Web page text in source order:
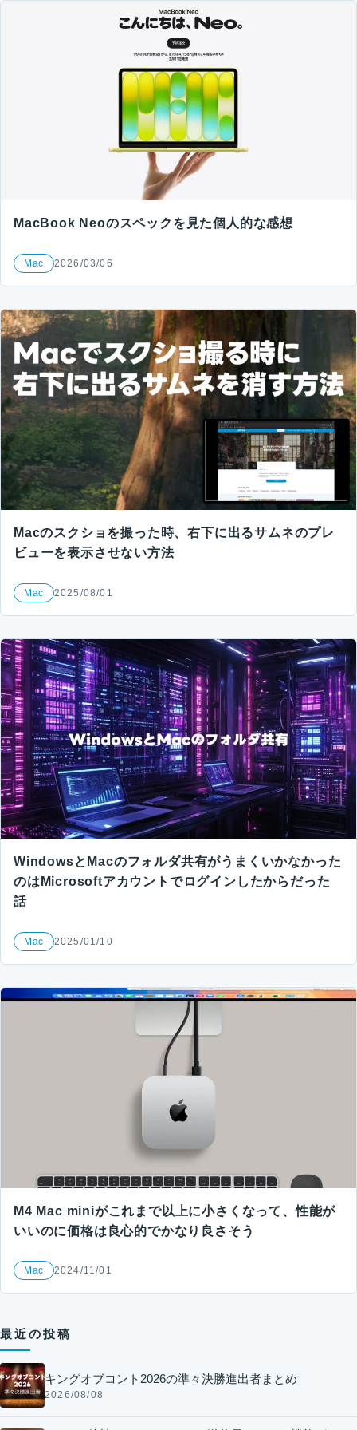
MacBook Neoのスペックを見た個人的な感想
Mac 2026/03/06
Macのスクショを撮った時、右下に出るサムネのプレ
ビューを表示させない方法
Mac 2025/08/01
WindowsとMacのフォルダ共有がうまくいかなかった
のはMicrosoftアカウントでログインしたからだった
話
Mac 2025/01/10
M4 Mac miniがこれまで以上に小さくなって、性能が
いいのに価格は良心的でかなり良さそう
Mac 2024/11/01
最近の投稿
キングオブコント2026の準々決勝進出者まとめ
2026/08/08